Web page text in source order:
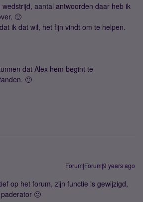
aantal antwoorden daar heb ik
🙂
ik dat wil, het fijn vindt om te helpen.
dat Alex hem begint te
🙂
Forum|Forum|9 years ago
op het forum, zijn functie is gewijzigd,
🙂